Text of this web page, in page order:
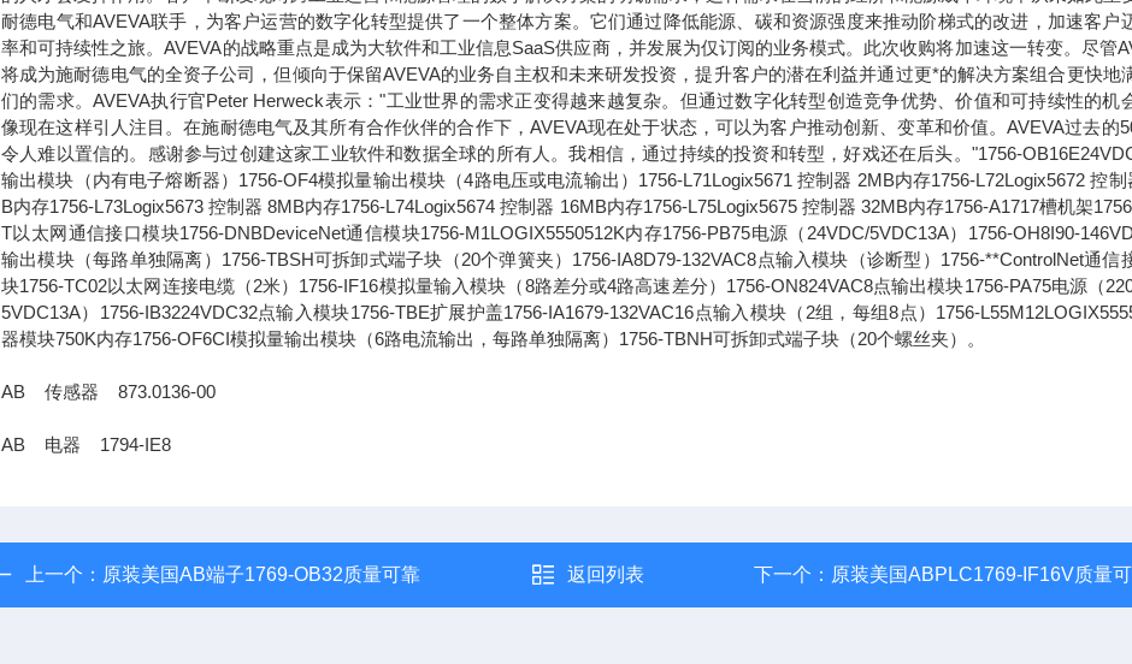
耐德电气和AVEVA联手，为客户运营的数字化转型提供了一个整体方案。它们通过降低能源、碳和资源强度来推动阶梯式的改进，加速客户
率和可持续性之旅。AVEVA的战略重点是成为大软件和工业信息SaaS供应商，并发展为仅订阅的业务模式。此次收购将加速这一转变。尽管
将成为施耐德电气的全资子公司，但倾向于保留AVEVA的业务自主权和未来研发投资，提升客户的潜在利益并通过更*的解决方案组合更快地
们的需求。AVEVA执行官Peter Herweck表示："工业世界的需求正变得越来越复杂。但通过数字化转型创造竞争优势、价值和可持续性的机
像现在这样引人注目。在施耐德电气及其所有合作伙伴的合作下，AVEVA现在处于状态，可以为客户推动创新、变革和价值。AVEVA过去的
令人难以置信的。感谢参与过创建这家工业软件和数据全球的所有人。我相信，通过持续的投资和转型，好戏还在后头。"1756-
输出模块（内有电子熔断器）1756-OF4模拟量输出模块（4路电压或电流输出）1756-L71Logix5671 控制器 2MB内存1756-L72Logix5672 控制
B内存1756-L73Logix5673 控制器 8MB内存1756-L74Logix5674 控制器 16MB内存1756-L75Logix5675 控制器 32MB内存1756-A1717槽机架
T以太网通信接口模块1756-DNBDeviceNet通信模块1756-M1LOGIX5550512K内存1756-PB75电源（24VDC/5VDC13A）1756-OH8I90-
输出模块（每路单独隔离）1756-TBSH可拆卸式端子块（20个弹簧夹）1756-IA8D79-132VAC8点输入模块（诊断型）1756-**ControlNet通信
块1756-TC02以太网连接电缆（2米）1756-IF16模拟量输入模块（8路差分或4路高速差分）1756-ON824VAC8点输出模块1756-PA75电源（
5VDC13A）1756-IB3224VDC32点输入模块1756-TBE扩展护盖1756-IA1679-132VAC16点输入模块（2组，每组8点）1756-
器模块750K内存1756-OF6CI模拟量输出模块（6路电流输出，每路单独隔离）1756-TBNH可拆卸式端子块（20个螺丝夹）。
AB 传感器 873.0136-00
AB 电器 1794-IE8
上一个： 原装美国AB端子1769-OB32质量可靠 返回列表 下一个： 原装美国ABPLC1769-IF16V质量